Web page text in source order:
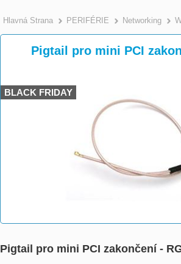
Hlavná Strana >
PERIFÉRIE Networking
Pigtail pro mini PCI
BLACK FRIDAY
Pigtail pro mini PCI zakončení -